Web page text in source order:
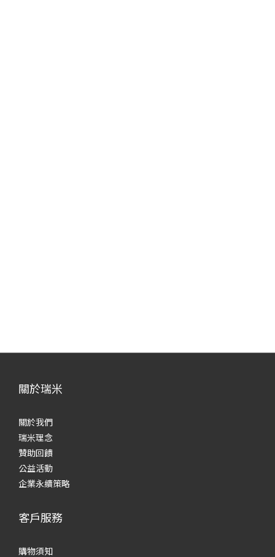
關於瑞米
關於我們
瑞米理念
贊助回饋
公益活動
企業永續策略
客戶服務
購物須知